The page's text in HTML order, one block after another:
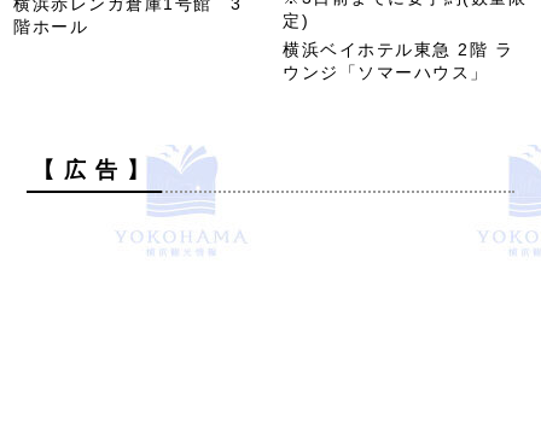
階ホール
定)
横浜ベイホテル東急 2階 ラ
ウンジ「ソマーハウス」
【 広 告 】